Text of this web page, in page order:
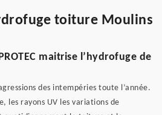
toiture Moulins
maitrise l’hydrofuge de
des intempéries toute l’année.
les rayons UV les variations de